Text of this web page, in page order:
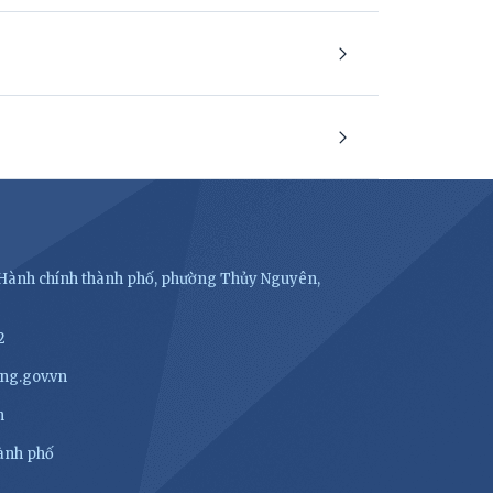
chính thành phố, phường Thủy Nguyên,
phố